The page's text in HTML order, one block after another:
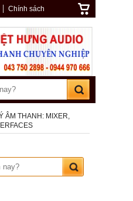
Chính sách
ÂM THANH: MIXER,